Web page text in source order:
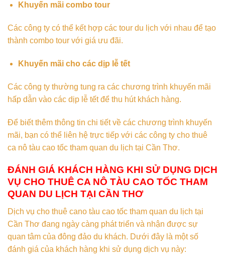
Khuyến mãi combo tour
Các công ty có thể kết hợp các tour du lịch với nhau để tạo
thành combo tour với giá ưu đãi.
Khuyến mãi cho các dịp lễ tết
Các công ty thường tung ra các chương trình khuyến mãi
hấp dẫn vào các dịp lễ tết để thu hút khách hàng.
Để biết thêm thông tin chi tiết về các chương trình khuyến
mãi, bạn có thể liên hệ trực tiếp với các công ty cho thuê
ca nô tàu cao tốc tham quan du lịch tại Cần Thơ.
ĐÁNH GIÁ KHÁCH HÀNG KHI SỬ DỤNG DỊCH
VỤ CHO THUÊ CA NÔ TÀU CAO TỐC THAM
QUAN DU LỊCH TẠI CẦN THƠ
Dịch vụ cho thuê cano tàu cao tốc tham quan du lịch tại
Cần Thơ đang ngày càng phát triển và nhận được sự
quan tâm của đông đảo du khách. Dưới đây là một số
đánh giá của khách hàng khi sử dụng dịch vụ này: